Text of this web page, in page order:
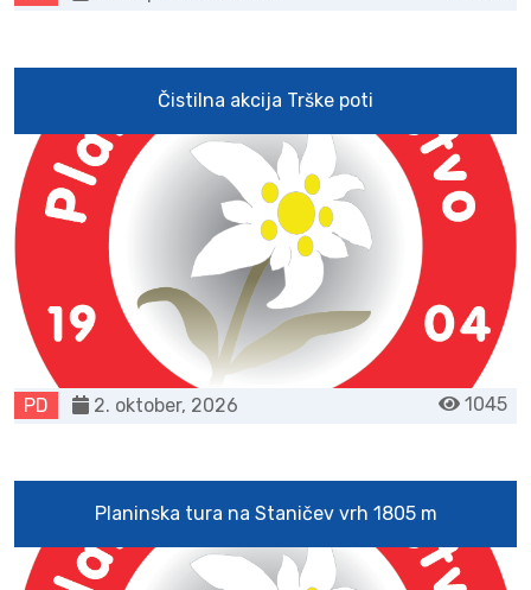
Čistilna akcija Trške poti
PD 1045
2. oktober, 2026
Planinska tura na Staničev vrh 1805 m